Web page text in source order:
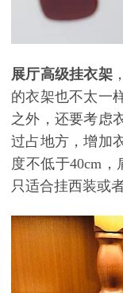
展厅高级挂衣架
的衣架也不太一
之外，还要考虑
过占地方，增加
度不低于40cm，
只适合挂西装或